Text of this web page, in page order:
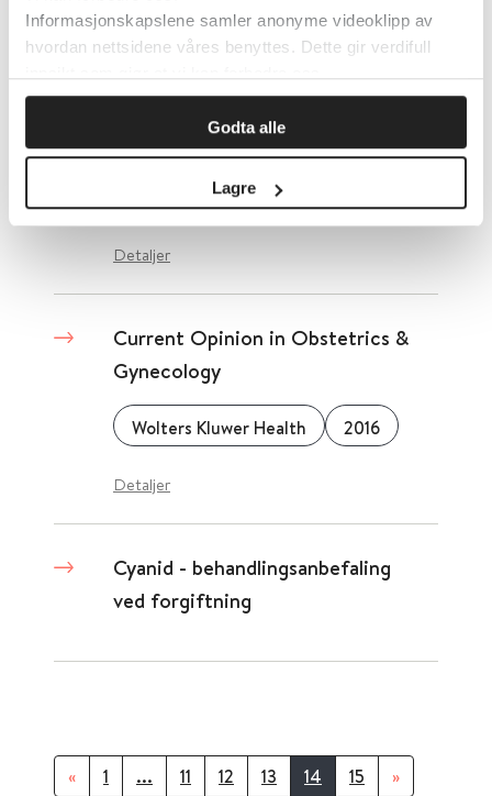
Informasjonskapslene samler anonyme videoklipp av
hvordan nettsidene våres benyttes. Dette gir verdifull
Godta alle
Lagre
American Society for Nutrition
Detaljer
Current Opinion in Obstetrics &
Gynecology
Wolters Kluwer Health 2016
Detaljer
Cyanid - behandlingsanbefaling
ved forgiftning
« 1 ... 11 12 13 14 15 »